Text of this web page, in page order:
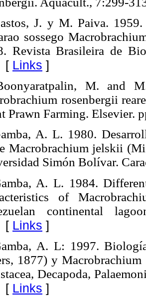
J. y M. Paiva.
sossego
Revista Brasileira de
Links ]
M. and
rosenbergii
Prawn Farming. Elsevier.
A. L. 1980.
Macrobrachium jelskii
Simón Bolívar.
A. L. 1984.
of
continental
Links ]
A. L: 1997.
1877) y Macrobrachium
Decapoda,
Links ]